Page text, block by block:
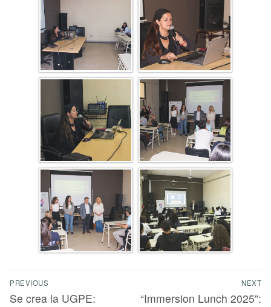
PREVIOUS
Se crea la UGPE:
NEXT
“Immersion Lunch 2025”: